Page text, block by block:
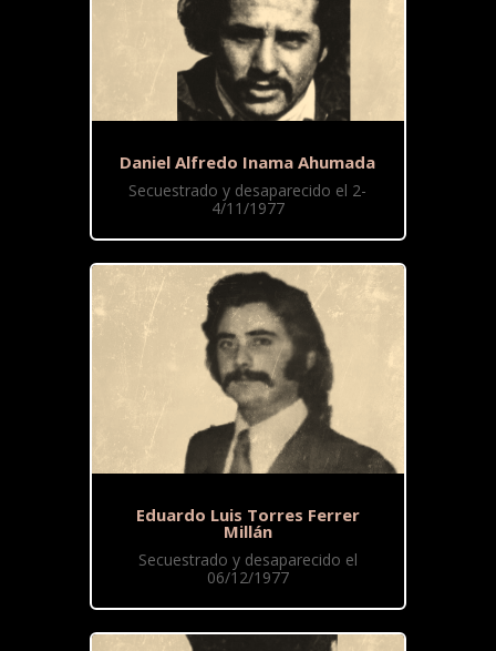
Daniel Alfredo Inama Ahumada
Secuestrado y desaparecido el 2-
4/11/1977
Eduardo Luis Torres Ferrer
Millán
Secuestrado y desaparecido el
06/12/1977